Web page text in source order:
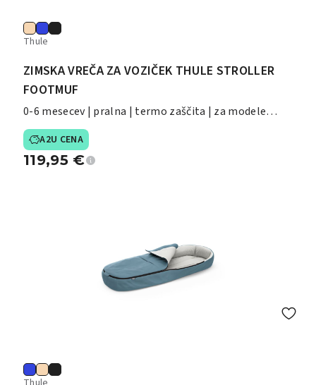
Thule
ZIMSKA VREČA ZA VOZIČEK THULE STROLLER
FOOTMUF
0-6 mesecev | pralna | termo zaščita | za modele
Shine/Spring/Glide/Chariot
A2U CENA
119,95 €